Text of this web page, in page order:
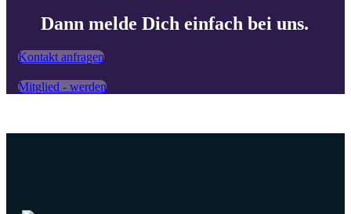
Dann melde Dich einfach bei uns.
Kontakt anfragen
Mitglied - werden